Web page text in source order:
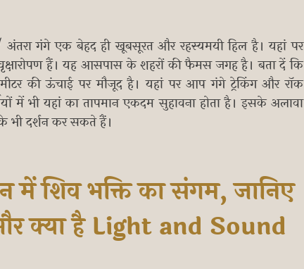
गंगे एक बेहद ही खूबसूरत और रहस्यमयी हिल है। यहां पर
हैं। यह आसपास के शहरों की फैमस जगह है। बता दें कि
की ऊंचाई पर मौजूद है। यहां पर आप गंगे ट्रेकिंग और रॉक
में भी यहां का तापमान एकदम सुहावना होता है। इसके अलावा
के भी दर्शन कर सकते हैं।
शिव भक्ति का संगम, जानिए
क्या है Light and Sound